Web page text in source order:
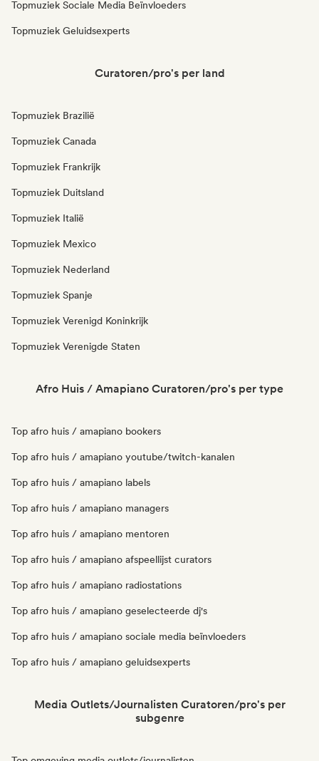
Topmuziek Sociale Media Beïnvloeders
Topmuziek Geluidsexperts
Curatoren/pro's per land
Topmuziek Brazilië
Topmuziek Canada
Topmuziek Frankrijk
Topmuziek Duitsland
Topmuziek Italië
Topmuziek Mexico
Topmuziek Nederland
Topmuziek Spanje
Topmuziek Verenigd Koninkrijk
Topmuziek Verenigde Staten
Afro Huis / Amapiano Curatoren/pro's per type
Top afro huis / amapiano bookers
Top afro huis / amapiano youtube/twitch-kanalen
Top afro huis / amapiano labels
Top afro huis / amapiano managers
Top afro huis / amapiano mentoren
Top afro huis / amapiano afspeellijst curators
Top afro huis / amapiano radiostations
Top afro huis / amapiano geselecteerde dj's
Top afro huis / amapiano sociale media beïnvloeders
Top afro huis / amapiano geluidsexperts
Media Outlets/Journalisten Curatoren/pro's per
subgenre